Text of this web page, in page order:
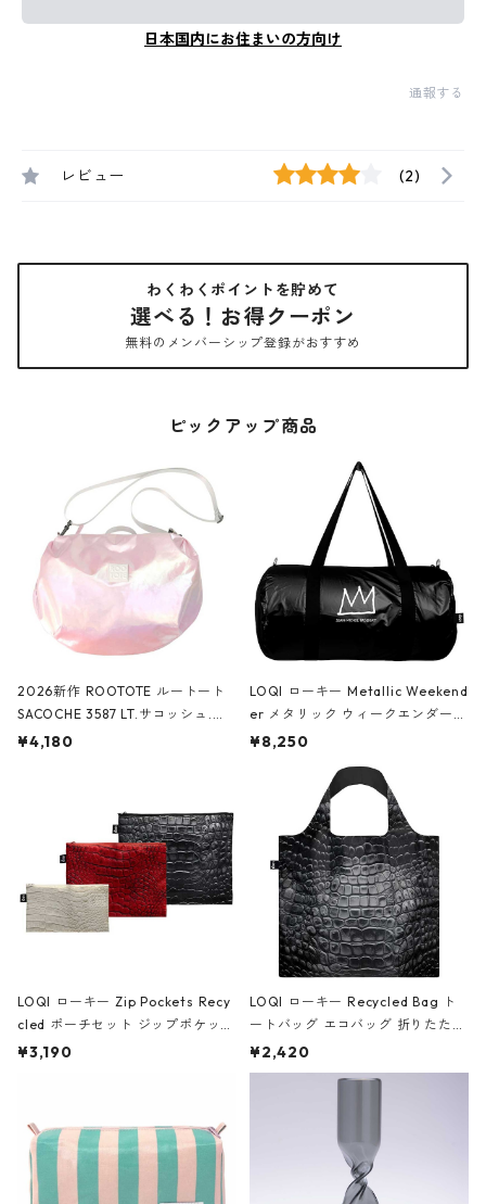
日本国内にお住まいの方向け
通報する
レビュー (2)
わくわくポイントを貯めて
選べる！お得クーポン
無料のメンバーシップ登録がおすすめ
ピックアップ商品
2026新作 ROOTOTE ルートート
SACOCHE 3587 LT.サコッシュ.ル
ミエ-B ショルダーバッグ グロスピ
¥4,180
LOQI ローキー Metallic Weekend
er メタリック ウィークエンダー
ボストンバッグ ショルダーバッグ
Black ジャン=ミッシェル・バスキ
ア/クラウン ブラック
¥8,250
LOQI ローキー Zip Pockets Recy
cled ポーチセット ジップポケット
ファスナーポーチ 撥水加工 トラベ
ーガンディー、オフホワイト
¥3,190
LOQI ローキー Recycled Bag ト
ートバッグ エコバッグ 折りたたみ
大きめ 撥水加工 収納ポーチ CRO
CODILE/Black クロコダイル/ブラ
¥2,420